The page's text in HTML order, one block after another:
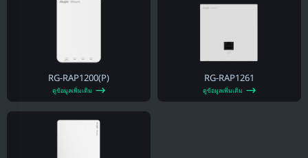
RG-RAP1200(P)
ดูข้อมูลเพิ่มเติม
RG-RAP1261
ดูข้อมูลเพิ่มเติม